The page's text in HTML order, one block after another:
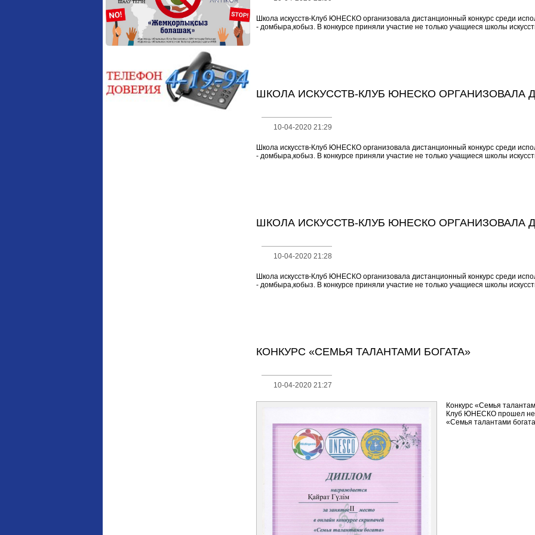
Школа искусств-Клуб ЮНЕСКО организовала дистанционный конкурс среди
- домбыра,кобыз. В конкурсе приняли участие не только учащиеся школы
ШКОЛА ИСКУССТВ-КЛУБ ЮНЕСКО ОРГАНИЗОВАЛА
10-04-2020 21:29
Школа искусств-Клуб ЮНЕСКО организовала дистанционный конкурс среди
- домбыра,кобыз. В конкурсе приняли участие не только учащиеся школы
ШКОЛА ИСКУССТВ-КЛУБ ЮНЕСКО ОРГАНИЗОВАЛА
10-04-2020 21:28
Школа искусств-Клуб ЮНЕСКО организовала дистанционный конкурс среди
- домбыра,кобыз. В конкурсе приняли участие не только учащиеся школы
КОНКУРС «СЕМЬЯ ТАЛАНТАМИ БОГАТА»
10-04-2020 21:27
Конкурс «Семья
Клуб ЮНЕСКО прошел
«Семья талантами